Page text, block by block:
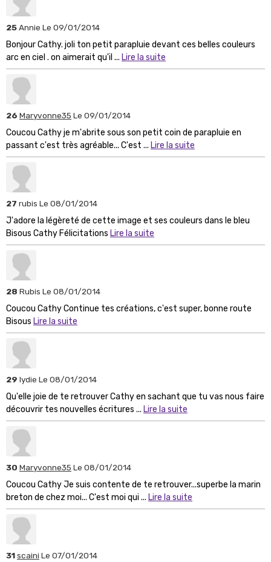
25Annie Le 09/01/2014
Bonjour Cathy. joli ton petit parapluie devant ces belles couleurs
arc en ciel . on aimerait qu'il ... Lire la suite
26 Maryvonne35 Le 09/01/2014
Coucou Cathy je m'abrite sous son petit coin de parapluie en
passant c'est très agréable... C'est ... Lire la suite
27 rubis Le 08/01/2014
J'adore la légèreté de cette image et ses couleurs dans le bleu
Bisous Cathy Félicitations Lire la suite
28 Rubis Le 08/01/2014
Coucou Cathy Continue tes créations, c'est super, bonne route
Bisous Lire la suite
29 lydie Le 08/01/2014
Qu'elle joie de te retrouver Cathy en sachant que tu vas nous faire
découvrir tes nouvelles écritures ... Lire la suite
30 Maryvonne35 Le 08/01/2014
Coucou Cathy Je suis contente de te retrouver...superbe la marin
breton de chez moi... C'est moi qui ... Lire la suite
31scaini Le 07/01/2014